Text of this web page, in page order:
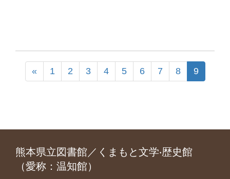
« 1 2 3 4 5 6 7 8 9
熊本県立図書館／くまもと文学‧歴史館
（愛称：温知館）